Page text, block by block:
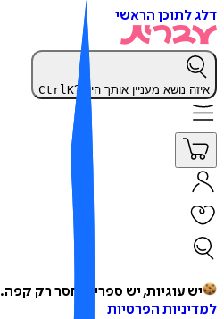
לתוכן הראשי
נושא מעניין אותך היום? Ctrl K
יש עוגיות, יש ספרים, חסר רק קפה.
הפרטיות